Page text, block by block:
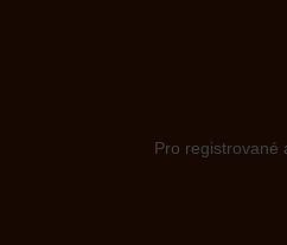
Pro registrované